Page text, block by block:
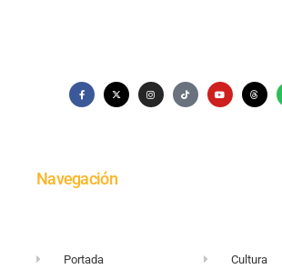
Navegación
Portada Cultura